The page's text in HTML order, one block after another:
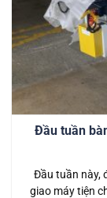
Đầu tuần
Đầu tuần này,
giao máy tiện